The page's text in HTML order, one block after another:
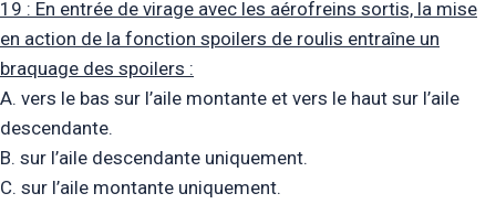
19 : En entrée de virage avec les aérofreins sortis, la mise
en action de la fonction spoilers de roulis entraîne un
braquage des spoilers :
A. vers le bas sur l’aile montante et vers le haut sur l’aile
descendante.
B. sur l’aile descendante uniquement.
C. sur l’aile montante uniquement.